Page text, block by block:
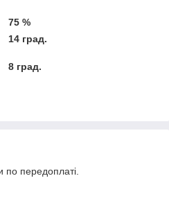
75 %
14 град.
8 град.
по передоплаті.